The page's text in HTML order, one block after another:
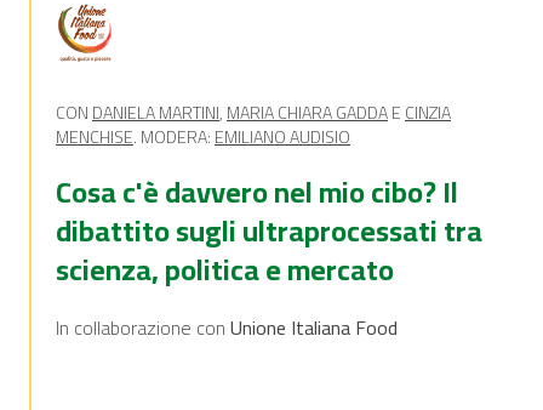
CONDANIELA MARTINI,MARIA CHIARA GADDAECINZIA
MENCHISE. MODERA:EMILIANO AUDISIO
Cosa c'è davvero nel mio cibo? Il
dibattito sugli ultraprocessati tra
scienza, politica e mercato
In collaborazione conUnione Italiana Food